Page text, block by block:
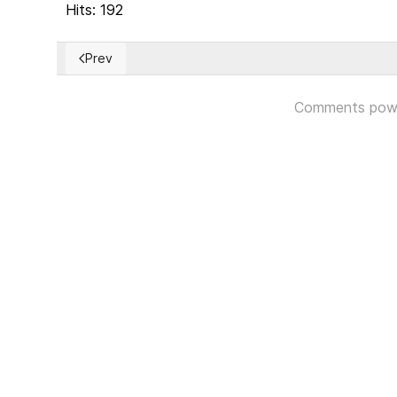
Hits: 192
Previous article: Colombia: Gobierno del presidente
Prev
Comments